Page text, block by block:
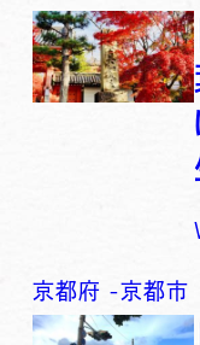
京都府 -京都市